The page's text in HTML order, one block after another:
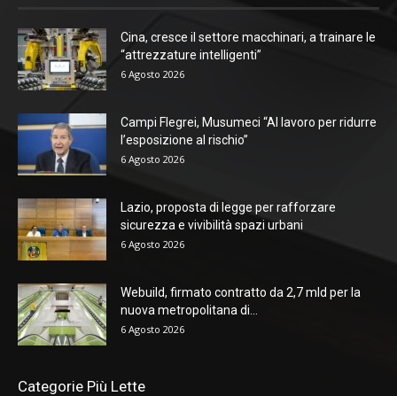
Cina, cresce il settore macchinari, a trainare le
“attrezzature intelligenti”
6 Agosto 2026
Campi Flegrei, Musumeci “Al lavoro per ridurre
l’esposizione al rischio”
6 Agosto 2026
Lazio, proposta di legge per rafforzare
sicurezza e vivibilità spazi urbani
6 Agosto 2026
Webuild, firmato contratto da 2,7 mld per la
nuova metropolitana di...
6 Agosto 2026
Categorie Più Lette